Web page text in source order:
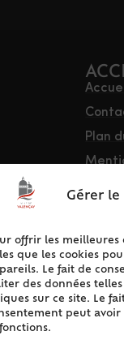
Gérer
offrir les meilleures
que les cookies
Le fait de
des données
sur ce site. Le
peut
Plan
(UE)